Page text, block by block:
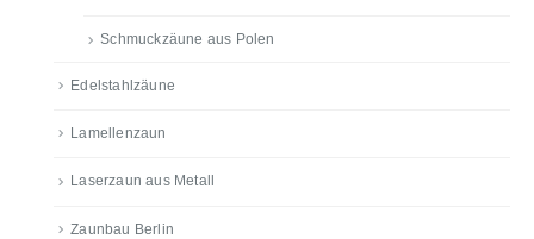
Schmuckzäune aus Polen
Edelstahlzäune
Lamellenzaun
Laserzaun aus Metall
Zaunbau Berlin